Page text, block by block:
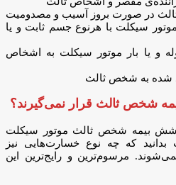
در صورت بروز آسیب و مصدومیت
سیکلت با هرنوع جسم ثابت و یا
و یا بار موتور سیکلت به اشخاص
شده به شخص ثالث
شخص ثالث قرار نمی‌گیرند؟
بیمه شخص ثالث موتور سیکلت
که چه نوع خسارت‌هایی نیز
مرسوم‌ترین و رایج‌ترین این